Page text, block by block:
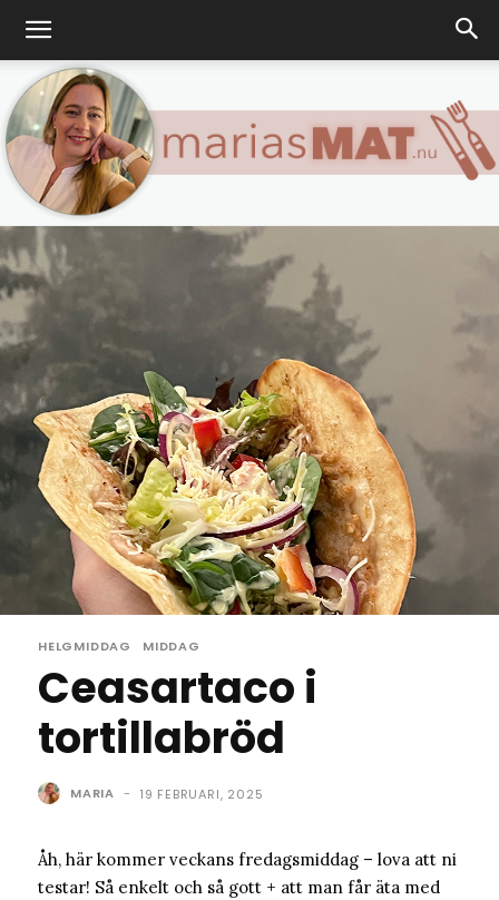
Marias
matblogg
HELGMIDDAG MIDDAG
Ceasartaco i
tortillabröd
MARIA - 19 FEBRUARI, 2025
Åh, här kommer veckans fredagsmiddag – lova att ni
testar! Så enkelt och så gott + att man får äta med